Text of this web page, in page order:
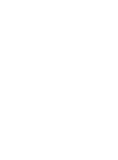
versammelten, um unser
als wir endlich in
Empfanges, den die
wie gut wir als
im Horrorhaus und noch
Mit einer